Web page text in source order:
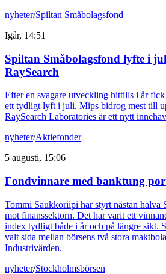
nyheter/Spiltan Småbolagsfond
Igår, 14:51
Spiltan Småbolagsfond lyfte i
RaySearch
Efter en svagare utveckling hittills i år
ett tydligt lyft i juli. Mips bidrog mest till
RaySearch Laboratories är ett nytt
nyheter/Aktiefonder
5 augusti, 15:06
Fondvinnare med banktung
Tommi Saukkoriipi har styrt nästan halva
mot finanssektorn. Det har varit ett
index tydligt både i år och på längre sikt.
valt sida mellan börsens två stora
Industrivärden.
nyheter/Stockholmsbörsen